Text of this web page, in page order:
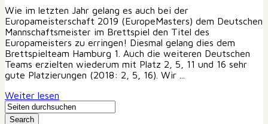
Wie im letzten Jahr gelang es auch bei der
Europameisterschaft 2019 (EuropeMasters) dem Deutschen
Mannschaftsmeister im Brettspiel den Titel des
Europameisters zu erringen! Diesmal gelang dies dem
Brettspielteam Hamburg 1. Auch die weiteren Deutschen
Teams erzielten wiederum mit Platz 2, 5, 11 und 16 sehr
gute Platzierungen (2018: 2, 5, 16). Wir ...
Weiter lesen